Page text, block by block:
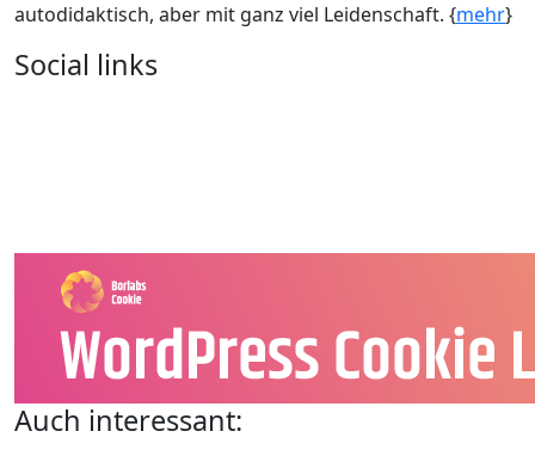
autodidaktisch, aber mit ganz viel Leidenschaft. {mehr}
Social links
Auch interessant: